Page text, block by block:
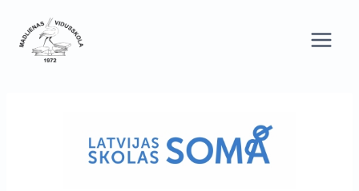
content